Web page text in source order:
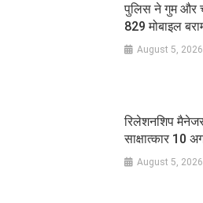
पुलिस ने गुम और
829 मोबाइल
August 5, 2026
रिलेशनशिप
साक्षात्कार 10
August 5, 2026